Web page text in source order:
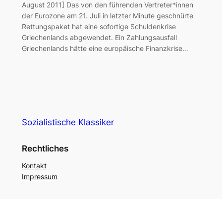
August 2011] Das von den führenden Vertreter*innen
der Eurozone am 21. Juli in letzter Minute geschnürte
Rettungspaket hat eine sofortige Schuldenkrise
Griechenlands abgewendet. Ein Zahlungsausfall
Griechenlands hätte eine europäische Finanzkrise…
Sozialistische Klassiker
Rechtliches
Kontakt
Impressum